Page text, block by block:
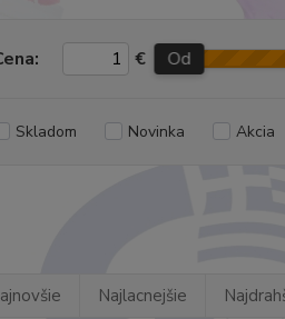
€ Od
Skladom Novinka Akcia
Najlacnejšie